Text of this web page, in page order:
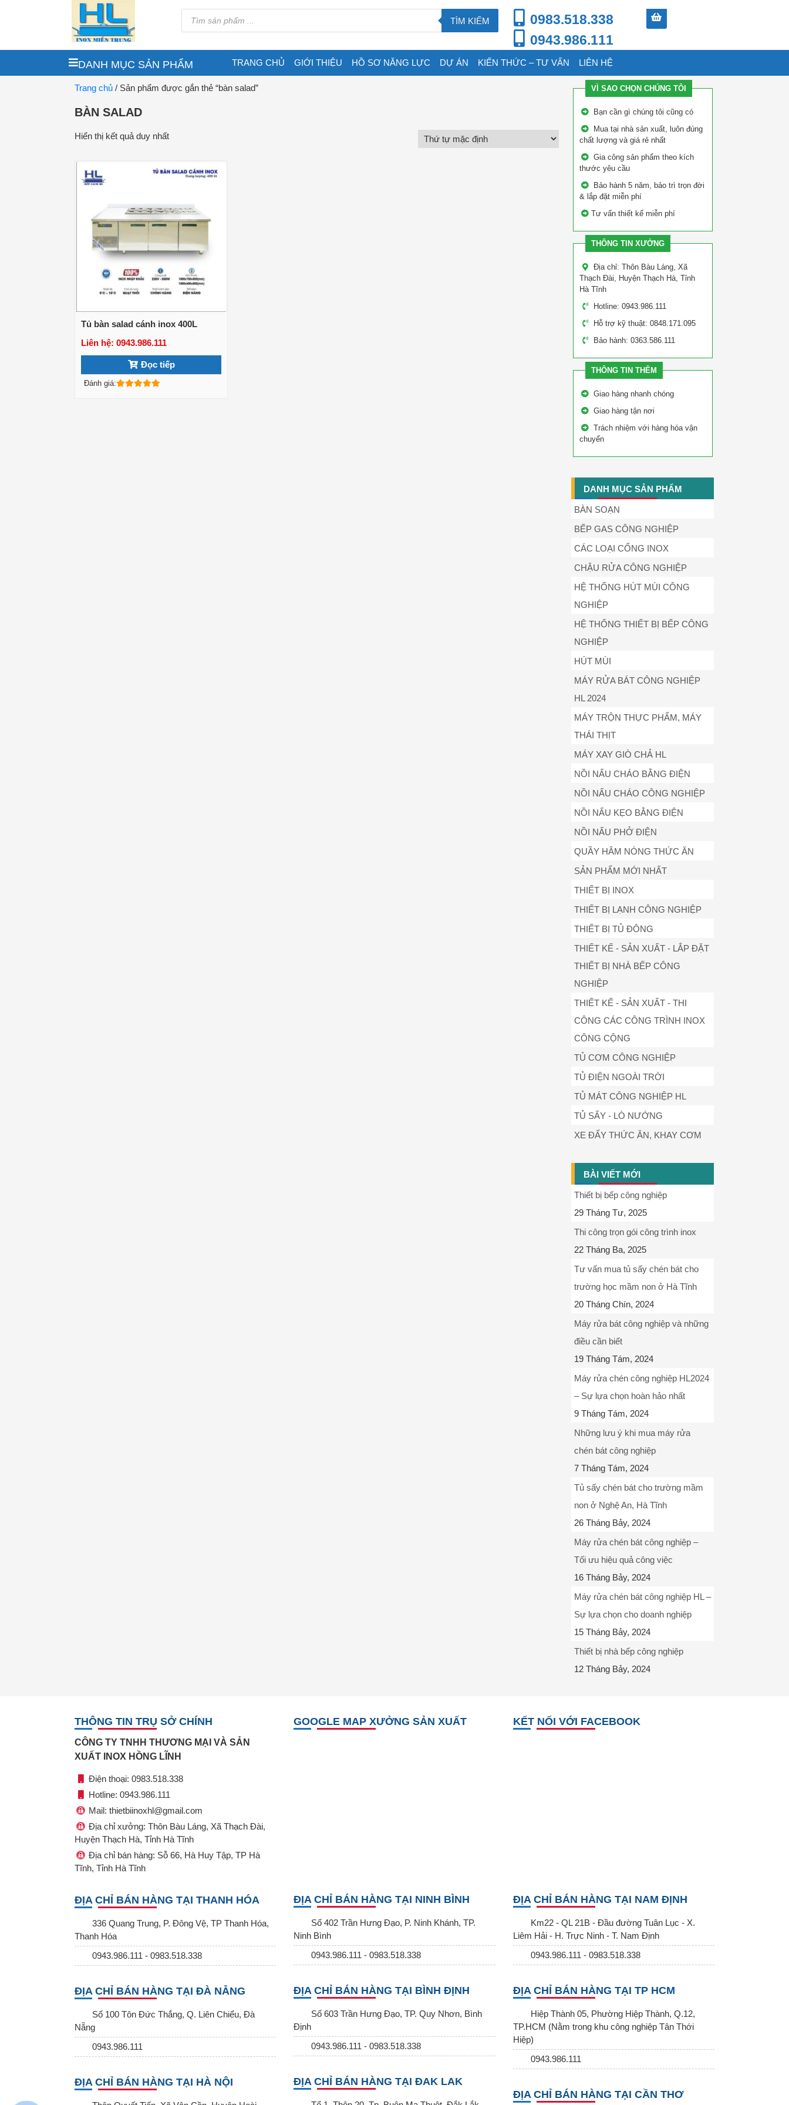
TÌM KIẾM
0983.518.338
0943.986.111
DANH MỤC SẢN PHẨM TRANG CHỦ GIỚI THIỆU HỒ SƠ NĂNG LỰC DỰ ÁN KIẾN THỨC – TƯ VẤN LIÊN HỆ
Trang chủ / Sản phẩm được gắn thẻ “bàn salad”
BÀN SALAD
Hiển thị kết quả duy nhất
Xem chi tiết
Tủ bàn salad cánh inox 400L
Liên hệ: 0943.986.111
Đọc tiếp
Đánh giá:
VÌ SAO CHỌN CHÚNG TÔI
Bạn cần gì chúng tôi cũng có
Mua tại nhà sản xuất, luôn đúng
chất lượng và giá rẻ nhất
Gia công sản phẩm theo kích
thước yêu cầu
Bảo hành 5 năm, bảo trì trọn đời
& lắp đặt miễn phí
Tư vấn thiết kế miễn phí
THÔNG TIN XƯỞNG
Địa chỉ: Thôn Bàu Láng, Xã
Thạch Đài, Huyện Thạch Hà, Tỉnh
Hà Tĩnh
Hotline: 0943.986.111
Hỗ trợ kỹ thuật: 0848.171.095
Bảo hành: 0363.586.111
THÔNG TIN THÊM
Giao hàng nhanh chóng
Giao hàng tận nơi
Trách nhiệm với hàng hóa vận
chuyển
DANH MỤC SẢN PHẨM
BÀN SOẠN
BẾP GAS CÔNG NGHIỆP
CÁC LOẠI CỔNG INOX
CHẬU RỬA CÔNG NGHIỆP
HỆ THỐNG HÚT MÙI CÔNG
NGHIỆP
HỆ THỐNG THIẾT BỊ BẾP CÔNG
NGHIỆP
HÚT MÙI
MÁY RỬA BÁT CÔNG NGHIỆP
HL 2024
MÁY TRỘN THỰC PHẨM, MÁY
THÁI THỊT
MÁY XAY GIÒ CHẢ HL
NỒI NẤU CHÁO BẰNG ĐIỆN
NỒI NẤU CHÁO CÔNG NGHIỆP
NỒI NẤU KẸO BẰNG ĐIỆN
NỒI NẤU PHỞ ĐIỆN
QUẦY HÂM NÓNG THỨC ĂN
SẢN PHẨM MỚI NHẤT
THIẾT BỊ INOX
THIẾT BỊ LẠNH CÔNG NGHIỆP
THIẾT BỊ TỦ ĐÔNG
THIẾT KẾ - SẢN XUẤT - LẮP ĐẶT
THIẾT BỊ NHÀ BẾP CÔNG
NGHIỆP
THIẾT KẾ - SẢN XUẤT - THI
CÔNG CÁC CÔNG TRÌNH INOX
CÔNG CỘNG
TỦ CƠM CÔNG NGHIỆP
TỦ ĐIỆN NGOÀI TRỜI
TỦ MÁT CÔNG NGHIỆP HL
TỦ SẤY - LÒ NƯỚNG
XE ĐẨY THỨC ĂN, KHAY CƠM
BÀI VIẾT MỚI
Thiết bị bếp công nghiệp
29 Tháng Tư, 2025
Thi công trọn gói công trình inox
22 Tháng Ba, 2025
Tư vấn mua tủ sấy chén bát cho
trường học mầm non ở Hà Tĩnh
20 Tháng Chín, 2024
Máy rửa bát công nghiệp và những
điều cần biết
19 Tháng Tám, 2024
Máy rửa chén công nghiệp HL2024
– Sự lựa chọn hoàn hảo nhất
9 Tháng Tám, 2024
Những lưu ý khi mua máy rửa
chén bát công nghiệp
7 Tháng Tám, 2024
Tủ sấy chén bát cho trường mầm
non ở Nghệ An, Hà Tĩnh
26 Tháng Bảy, 2024
Máy rửa chén bát công nghiệp –
Tối ưu hiệu quả công việc
16 Tháng Bảy, 2024
Máy rửa chén bát công nghiệp HL –
Sự lựa chọn cho doanh nghiệp
15 Tháng Bảy, 2024
Thiết bị nhà bếp công nghiệp
12 Tháng Bảy, 2024
THÔNG TIN TRỤ SỞ CHÍNH
CÔNG TY TNHH THƯƠNG MẠI VÀ SẢN
XUẤT INOX HỒNG LĨNH
Điện thoại: 0983.518.338
Hotline: 0943.986.111
Mail: thietbiinoxhl@gmail.com
Địa chỉ xưởng: Thôn Bàu Láng, Xã Thạch Đài,
Huyện Thạch Hà, Tỉnh Hà Tĩnh
Địa chỉ bán hàng: Sỗ 66, Hà Huy Tập, TP Hà
Tĩnh, Tỉnh Hà Tĩnh
ĐỊA CHỈ BÁN HÀNG TẠI THANH HÓA
336 Quang Trung, P. Đông Vệ, TP Thanh Hóa,
Thanh Hóa
0943.986.111 - 0983.518.338
ĐỊA CHỈ BÁN HÀNG TẠI ĐÀ NẴNG
Số 100 Tôn Đức Thắng, Q. Liên Chiểu, Đà
Nẵng
0943.986.111
ĐỊA CHỈ BÁN HÀNG TẠI HÀ NỘI
GOOGLE MAP XƯỞNG SẢN XUẤT
ĐỊA CHỈ BÁN HÀNG TẠI NINH BÌNH
Số 402 Trần Hưng Đạo, P. Ninh Khánh, TP.
Ninh Bình
0943.986.111 - 0983.518.338
ĐỊA CHỈ BÁN HÀNG TẠI BÌNH ĐỊNH
Số 603 Trần Hưng Đạo, TP. Quy Nhơn, Bình
Định
0943.986.111 - 0983.518.338
ĐỊA CHỈ BÁN HÀNG TẠI ĐAK LAK
KẾT NỐI VỚI FACEBOOK
ĐỊA CHỈ BÁN HÀNG TẠI NAM ĐỊNH
Km22 - QL 21B - Đầu đường Tuân Lục - X.
Liêm Hải - H. Trực Ninh - T. Nam Định
0943.986.111 - 0983.518.338
ĐỊA CHỈ BÁN HÀNG TẠI TP HCM
Hiệp Thành 05, Phường Hiệp Thành, Q.12,
TP.HCM (Nằm trong khu công nghiệp Tân Thới
Hiệp)
0943.986.111
ĐỊA CHỈ BÁN HÀNG TẠI CẦN THƠ